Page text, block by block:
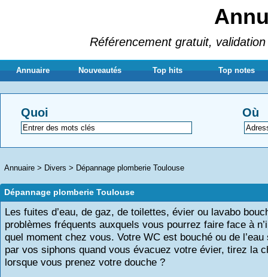
Référencement gratuit,
Annuaire Nouveautés Top hits Top notes
Quoi Où
Annuaire > Divers > Dépannage plomberie Toulouse
Dépannage plomberie Toulouse
Les fuites d’eau, de gaz, de toilettes, évier ou lavabo
problèmes fréquents auxquels vous pourrez faire face à
quel moment chez vous. Votre WC est bouché ou de l’eau
par vos siphons quand vous évacuez votre évier, tirez la
lorsque vous prenez votre douche ?